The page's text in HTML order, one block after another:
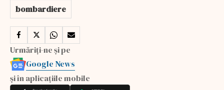
bombardiere
Urmăriți-ne și pe
Google News
și în aplicațiile mobile